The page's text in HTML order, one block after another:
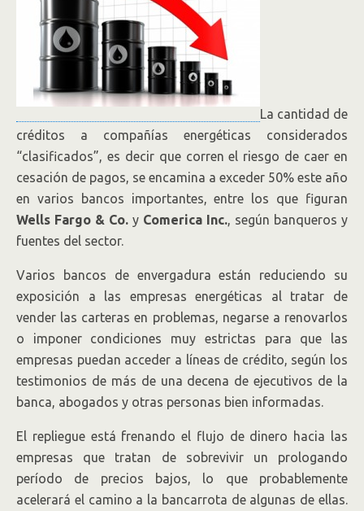
La cantidad de
créditos a compañías energéticas considerados
“clasificados”, es decir que corren el riesgo de caer en
cesación de pagos, se encamina a exceder 50% este año
en varios bancos importantes, entre los que figuran
Wells Fargo & Co. y Comerica Inc., según banqueros y
fuentes del sector.
Varios bancos de envergadura están reduciendo su
exposición a las empresas energéticas al tratar de
vender las carteras en problemas, negarse a renovarlos
o imponer condiciones muy estrictas para que las
empresas puedan acceder a líneas de crédito, según los
testimonios de más de una decena de ejecutivos de la
banca, abogados y otras personas bien informadas.
El repliegue está frenando el flujo de dinero hacia las
empresas que tratan de sobrevivir un prologando
período de precios bajos, lo que probablemente
acelerará el camino a la bancarrota de algunas de ellas.